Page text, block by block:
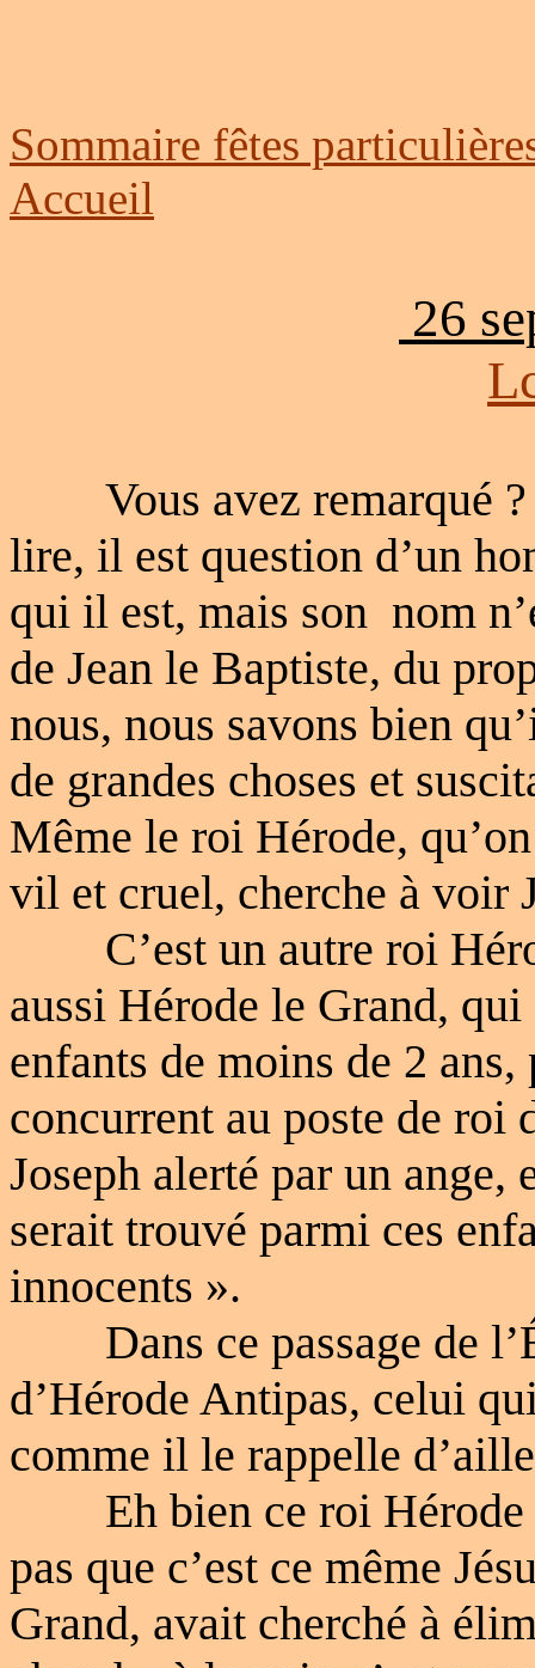
Sommaire fêtes
Accueil
26
Vous avez remarqué
lire, il est question d’un
qui il est, mais son nom
de Jean le Baptiste, du
nous, nous savons bien
de grandes choses et
Même le roi Hérode,
vil et cruel, cherche à voir
C’est un autre roi
aussi Hérode le Grand,
enfants de moins de 2
concurrent au poste de roi
Joseph alerté par un ange,
serait trouvé parmi ces
innocents ».
Dans ce passage de
d’Hérode Antipas, celui
comme il le rappelle
Eh bien ce roi
pas que c’est ce même
Grand, avait cherché à